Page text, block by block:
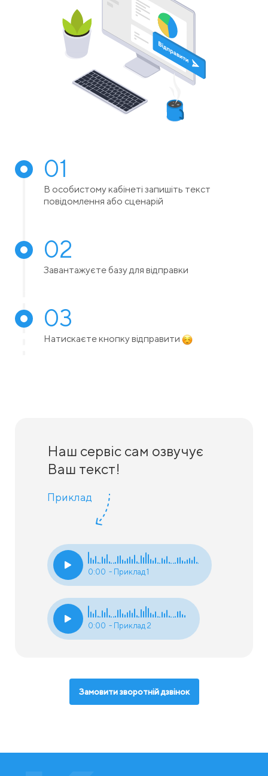
01
В особистому кабінеті запишіть текст
повідомлення або сценарій
02
Завантажуєте базу для відправки
03
Натискаєте кнопку відправити
Наш сервіс сам озвучує
Ваш текст!
Приклад
0:00 - Приклад 1
0:00 - Приклад 2
Замовити зворотній дзвінок